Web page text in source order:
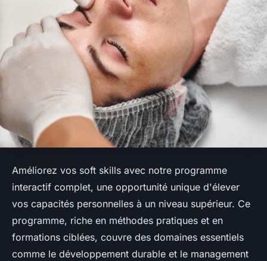
Améliorez vos soft skills avec notre programme
interactif complet, une opportunité unique d'élever
vos capacités personnelles à un niveau supérieur. Ce
programme, riche en méthodes pratiques et en
formations ciblées, couvre des domaines essentiels
comme le développement durable et le management